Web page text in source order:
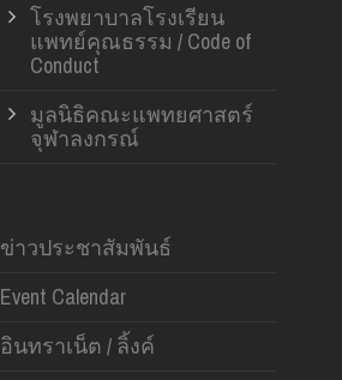
โรงพยาบาลโรงเรียน
แพทย์คุณธรรม / Code of
Conduct
มูลนิธิคณะแพทยศาสตร์
จุฬาลงกรณ์
ข่าวประชาสัมพันธ์
Event Calendar
อินทราเน็ต / ลิ้งค์